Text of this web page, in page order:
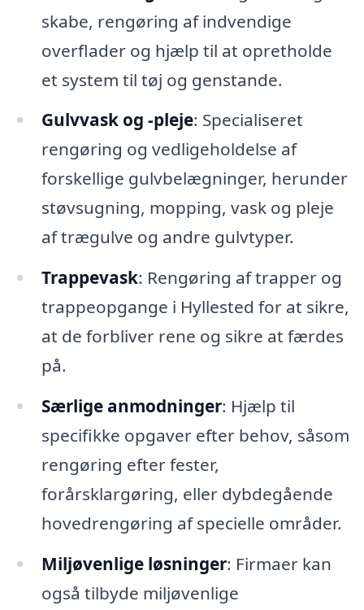
skabe, rengøring af indvendige
overflader og hjælp til at opretholde
et system til tøj og genstande.
Gulvvask og -pleje: Specialiseret
rengøring og vedligeholdelse af
forskellige gulvbelægninger, herunder
støvsugning, mopping, vask og pleje
af trægulve og andre gulvtyper.
Trappevask: Rengøring af trapper og
trappeopgange i Hyllested for at sikre,
at de forbliver rene og sikre at færdes
på.
Særlige anmodninger: Hjælp til
specifikke opgaver efter behov, såsom
rengøring efter fester,
forårsklargøring, eller dybdegående
hovedrengøring af specielle områder.
Miljøvenlige løsninger: Firmaer kan
også tilbyde miljøvenlige